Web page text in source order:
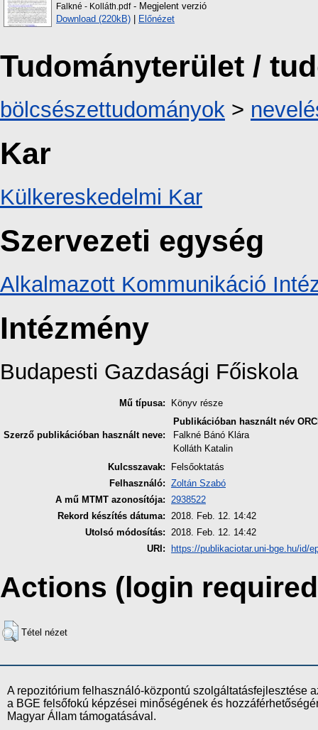
Falkné - Kolláth.pdf- Megjelent verzió
Download (220kB) | Előnézet
Tudományterület /
bölcsészettudományok >
Kar
Külkereskedelmi Kar
Szervezeti egység
Alkalmazott Kommunikáció
Intézmény
Budapesti Gazdasági Főiskola
Mű típusa: Könyv része
Szerző publikációban használt neve:
Publikációban használt név
Falkné Bánó Klára
Kolláth Katalin
Kulcsszavak:
Felsőoktatás
Felhasználó: Zoltán Szabó
A mű MTMT azonosítója: 2938522
Rekord készítés dátuma: 2018. Feb. 12. 14:42
Utolsó módosítás: 2018. Feb. 12. 14:42
URI:
https://publikaciotar.uni-bge.hu/id/
Actions (login
Tétel nézet
A repozitórium felhasználó-központú szolgáltatásfejlesztése
a BGE felsőfokú képzései minőségének és
Magyar Állam támogatásával.